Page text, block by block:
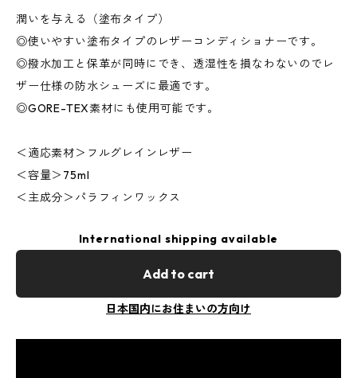
潤いを与える（塗布タイプ）
◎使いやすい塗布タイプのレザーコンディショナーです。
◎撥水加工と保革が同時にでき、透湿性を損なわないのでレ
ザー仕様の防水シューズに最適です。
◎GORE-TEX素材にも使用可能です。
＜適応素材＞フルグレインレザー
＜容量＞75ml
＜主成分＞パラフィンワックス
International shipping available
Add to cart
日本国内にお住まいの方向け